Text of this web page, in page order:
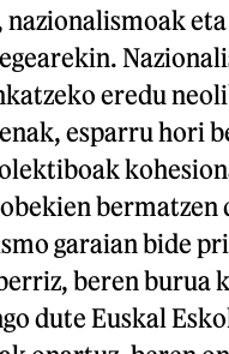
eredu
esparru hori
bermatzen
garaian bide
beren burua
dute Euskal